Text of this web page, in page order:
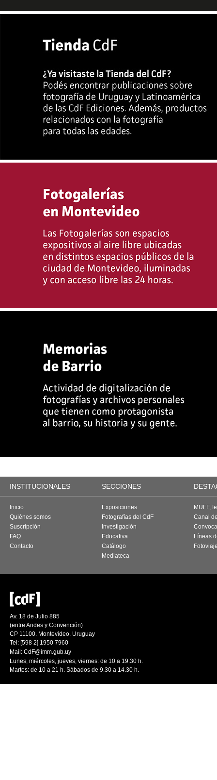
INSTITUCIONALES SECCIONES
Inicio
Quiénes somos
Suscripción
FAQ
Contacto
Exposiciones
Fotografías del CdF
Investigación
Educativa
Catálogo
Mediateca
MUFF,
Canal
Líneas
Av. 18 de Julio 885
(entre Andes y Convención)
CP 11100. Montevideo. Uruguay
Tel: [598 2] 1950 7960
Mail: CdF@imm.gub.uy
Lunes, miércoles, jueves, viernes: de 10 a 19.30 h.
Martes: de 10 a 21 h. Sábados de 9.30 a 14.30 h.